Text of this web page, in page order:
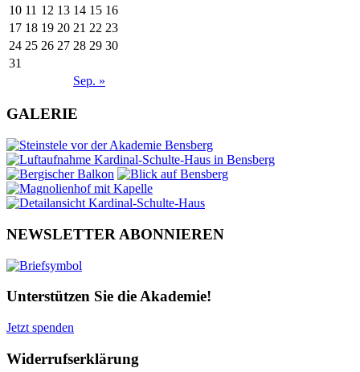
Sep. »
10 11 12 13 14 15 16
17 18 19 20 21 22 23
24 25 26 27 28 29 30
31
GALERIE
NEWSLETTER ABONNIEREN
Unterstützen Sie die Akademie!
Jetzt spenden
Widerrufserklärung